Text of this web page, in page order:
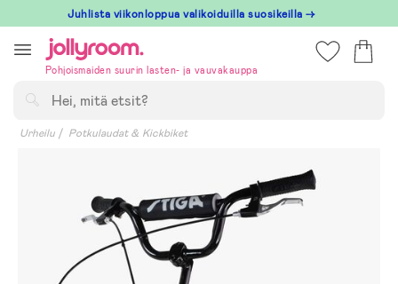
till
innehållet
Juhlista viikonloppua valikoiduilla suosikeilla →
Pohjoismaiden suurin lasten- ja vauvakauppa
Urheilu Potkulaudat & Kickbiket